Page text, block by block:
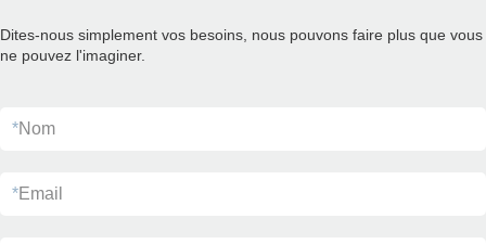
Dites-nous simplement vos besoins, nous pouvons faire plus que vous
ne pouvez l'imaginer.
*Nom
*Email